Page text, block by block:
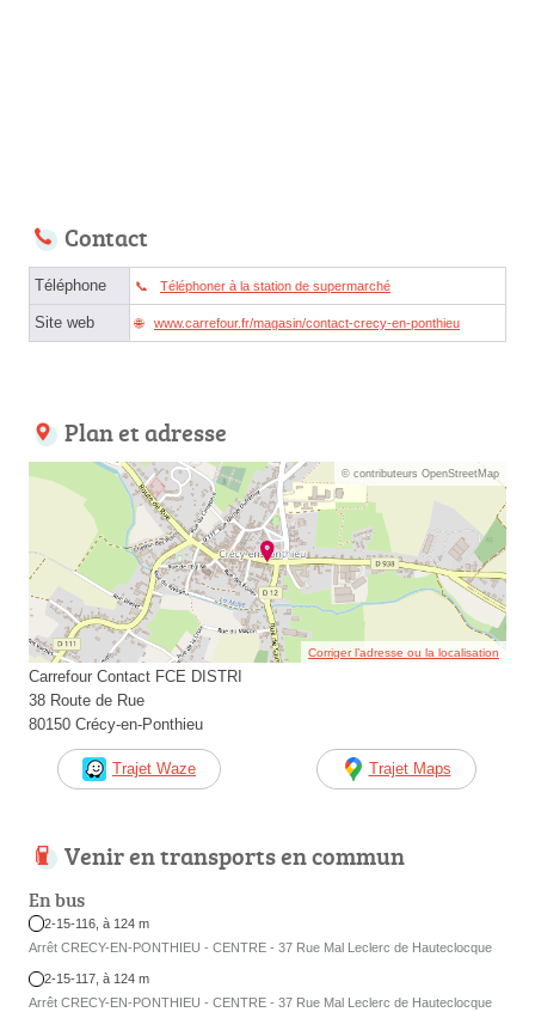
Contact
Téléphone Téléphoner à la station de supermarché
Site web www.carrefour.fr/magasin/contact-crecy-en-ponthieu
Plan et adresse
© contributeurs OpenStreetMap
Corriger l’adresse ou la localisation
Carrefour Contact FCE DISTRI
38 Route de Rue
80150 Crécy-en-Ponthieu
Trajet Waze Trajet Maps
Venir en transports en commun
En bus
2-15-116, à 124 m
Arrêt CRECY-EN-PONTHIEU - CENTRE - 37 Rue Mal Leclerc de Hauteclocque
2-15-117, à 124 m
Arrêt CRECY-EN-PONTHIEU - CENTRE - 37 Rue Mal Leclerc de Hauteclocque